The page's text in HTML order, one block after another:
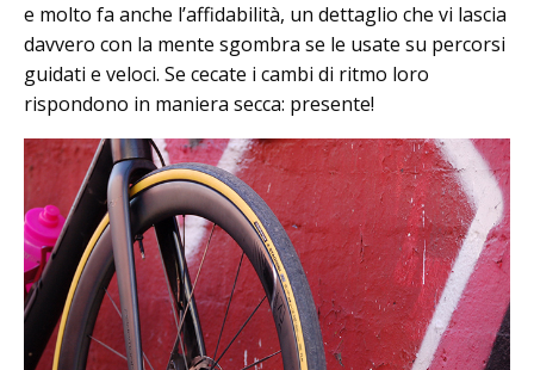
e molto fa anche l’affidabilità, un dettaglio che vi lascia
davvero con la mente sgombra se le usate su percorsi
guidati e veloci. Se cecate i cambi di ritmo loro
rispondono in maniera secca: presente!